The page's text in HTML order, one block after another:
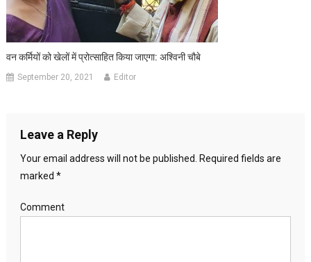
वन कर्मियों को खेलों में प्रोत्साहित किया जाएगा: अश्विनी चौबे
September 20, 2021 Editor
Leave a Reply
Your email address will not be published. Required fields are
marked *
Comment